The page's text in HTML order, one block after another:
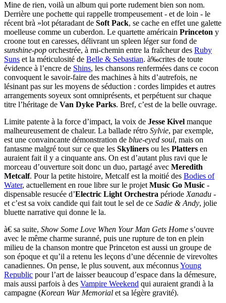
Mine de rien, voilà un album qui porte rudement bien son nom.
Derrière une pochette qui rappelle trompeusement - et de loin - le
récent brà »lot pétaradant de Soft Pack, se cache en effet une galette
moelleuse comme un cuberdon. Le quartette américain Princeton y
croone tout en caresses, délivrant un spleen léger sur fond de
sunshine-pop orchestrée, à mi-chemin entre la fraîcheur des Ruby
Suns et la méticulosité de Belle & Sebastian. à‰crites de toute
évidence à l’encre de Shins, les chansons renfermées dans ce cocon
convoquent le savoir-faire des machines à hits d’autrefois, ne
lésinant pas sur les moyens de séduction : cordes limpides et autres
arrangements soyeux sont omniprésents, et perpétuent sur chaque
titre l’héritage de Van Dyke Parks. Bref, c’est de la belle ouvrage.
Limite patente à la force d’impact, la voix de Jesse Kivel manque
malheureusement de chaleur. La ballade rétro Sylvie, par exemple,
est une convaincante démonstration de blue-eyed soul, mais on
fantasme malgré tout sur ce que les Skyliners ou les Platters en
auraient fait il y a cinquante ans. On est d’autant plus ravi que le
morceau d’ouverture soit donc un duo, partagé avec Meredith
Metcalf. Pour la petite histoire, Metcalf est la moitié des Bodies of
Water, actuellement en roue libre sur le projet Music Go Music -
dispensable resucée d’Electric Light Orchestra période Xanadu -
et c’est sa voix candide qui fait tout le sel de ce Sadie & Andy, jolie
bluette narrative qui donne le la.
à€ sa suite, Show Some Love When Your Man Gets Home s’ouvre
avec le même charme suranné, puis une rupture de ton en plein
milieu de la chanson montre que Princeton est aussi un groupe de
son époque et qu’il a retenu les leçons d’une décennie de virevoltes
canadiennes. On pense, le plus souvent, aux méconnusYoung
Republic pour l’art de laisser beaucoup d’espace dans la démesure,
mais aussi parfois à des Vampire Weekend qui auraient grandi à la
campagne (Korean War Memorial et sa légère gravité).